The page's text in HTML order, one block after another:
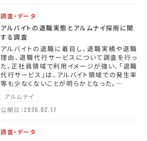
調査・データ
アルバイトの退職実態とアルムナイ採用に関
する調査
アルバイトの退職に着目し、退職実績や退職
理由、退職代行サービスについて調査を行っ
た。正社員領域で利用イメージが強い、「退職
代行サービス」は、アルバイト領域での発生率
等も少なくないことが明らかとなった。…
アルムナイ
公開日：2026.02.17
調査・データ